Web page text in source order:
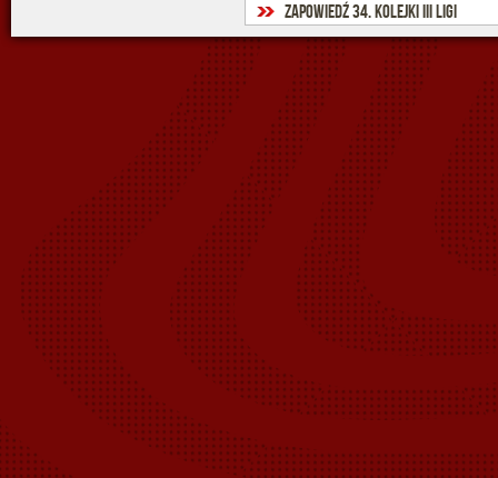
Zapowiedź 34. kolejki III ligi